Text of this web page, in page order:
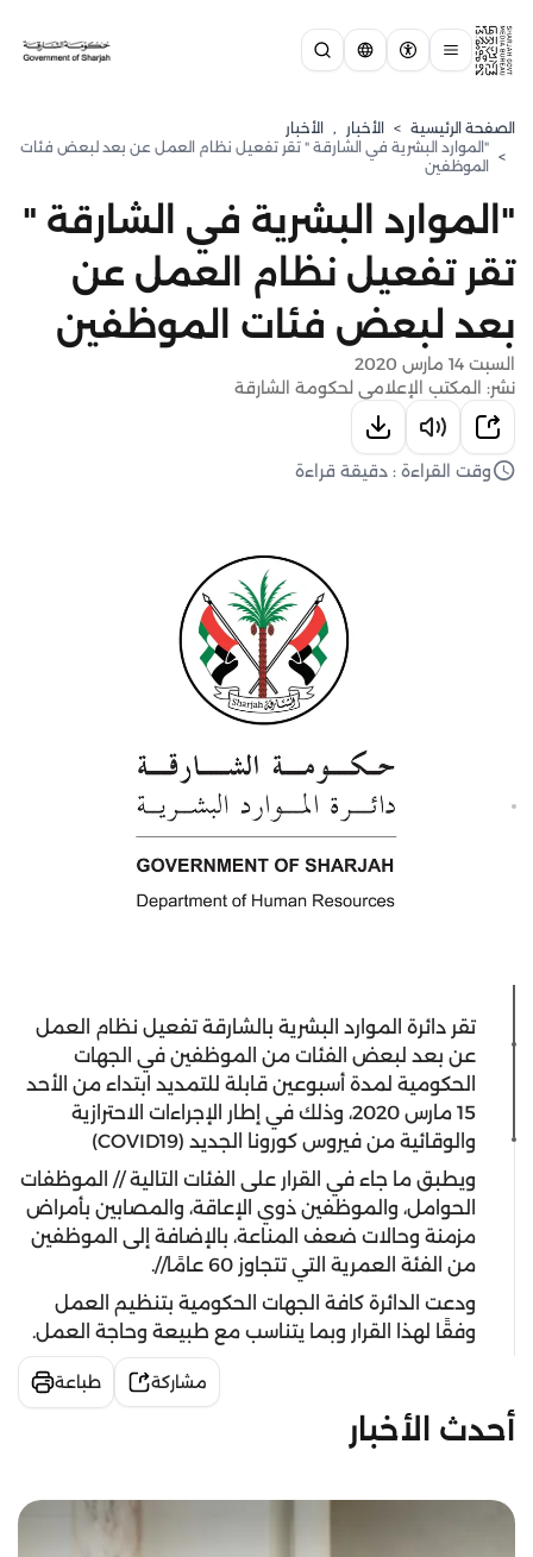
الصفحة الرئيسية > الأخبار , الأخبار
>
"الموارد البشرية في الشارقة " تقر تفعيل نظام العمل عن بعد لبعض فئات
الموظفين
"الموارد البشرية في الشارقة "
تقر تفعيل نظام العمل عن
بعد لبعض فئات الموظفين
السبت 14 مارس 2020
نشر: المكتب الإعلامي لحكومة الشارقة
وقت القراءة : دقيقة قراءة
تقر دائرة الموارد البشرية بالشارقة تفعيل نظام العمل
عن بعد لبعض الفئات من الموظفين في الجهات
الحكومية لمدة أسبوعين قابلة للتمديد ابتداء من الأحد
15 مارس 2020، وذلك في إطار الإجراءات الاحترازية
والوقائية من فيروس كورونا الجديد (COVID19)
ويطبق ما جاء في القرار على الفئات التالية // الموظفات
الحوامل، والموظفين ذوي الإعاقة، والمصابين بأمراض
مزمنة وحالات ضعف المناعة، بالإضافة إلى الموظفين
من الفئة العمرية التي تتجاوز 60 عامًا//.
ودعت الدائرة كافة الجهات الحكومية بتنظيم العمل
وفقًا لهذا القرار وبما يتناسب مع طبيعة وحاجة العمل.
مشاركة طباعة
أحدث الأخبار